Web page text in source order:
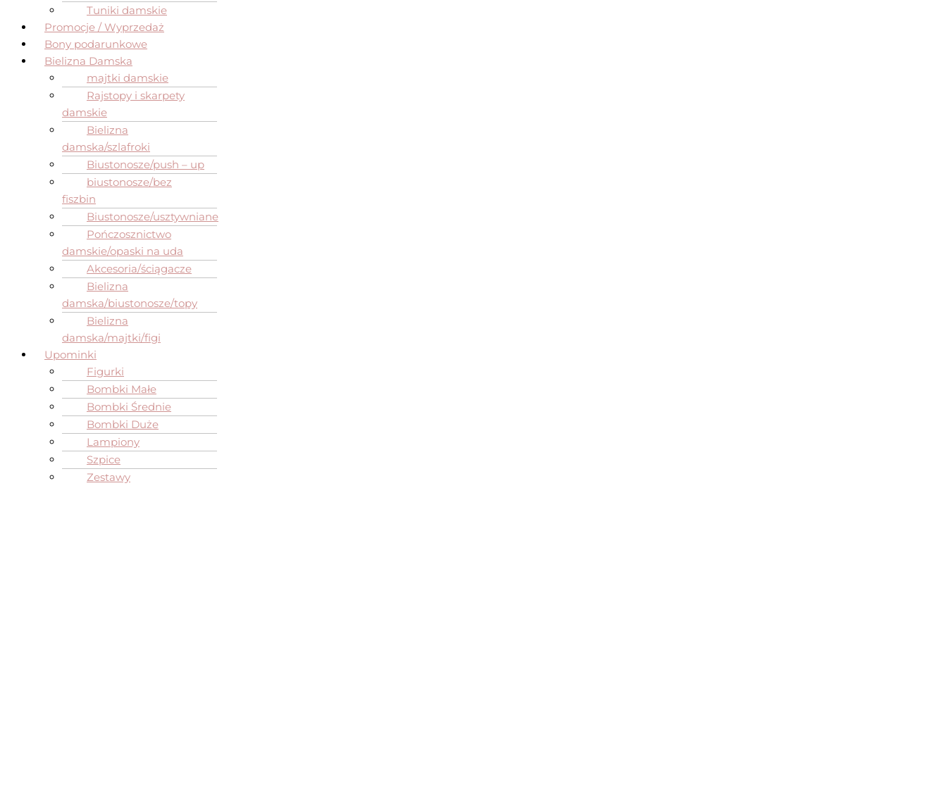
Tuniki damskie
Promocje / Wyprzedaż
Bony podarunkowe
Bielizna Damska
majtki damskie
Rajstopy i skarpety
damskie
Bielizna
damska/szlafroki
Biustonosze/push – up
biustonosze/bez
fiszbin
Biustonosze/usztywniane
Pończosznictwo
damskie/opaski na uda
Akcesoria/ściągacze
Bielizna
damska/biustonosze/topy
Bielizna
damska/majtki/figi
Upominki
Figurki
Bombki Małe
Bombki Średnie
Bombki Duże
Lampiony
Szpice
Zestawy